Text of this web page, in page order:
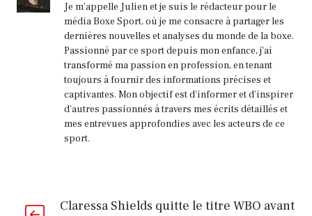
Je m'appelle Julien et je suis le rédacteur pour le
média Boxe Sport, où je me consacre à partager les
dernières nouvelles et analyses du monde de la boxe.
Passionné par ce sport depuis mon enfance, j'ai
transformé ma passion en profession, en tenant
toujours à fournir des informations précises et
captivantes. Mon objectif est d'informer et d'inspirer
d'autres passionnés à travers mes écrits détaillés et
mes entrevues approfondies avec les acteurs de ce
sport.
Claressa Shields quitte le titre WBO avant